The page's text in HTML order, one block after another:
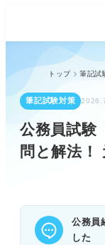
トップ 筆記試
筆記試験対策
公務員試験
問と解法！
公務員
した